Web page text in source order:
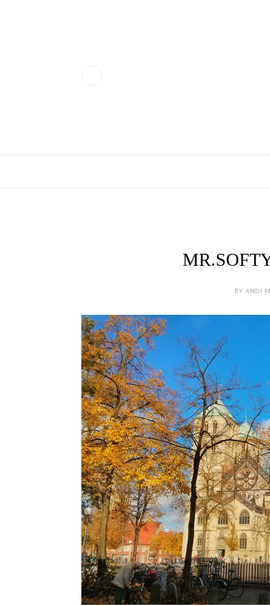
BY ANDI